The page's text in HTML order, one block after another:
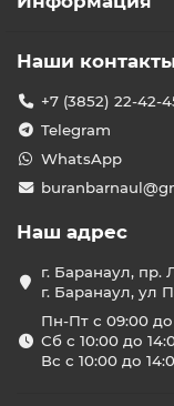
Наши
+7 (3852) 22-42-
Telegram
WhatsApp
Наш адрес
г. Баранаул, пр.
г. Баранаул, ул
Пн-Пт с 09:00 до
Сб с 10:00 до
Вс с 10:00 до